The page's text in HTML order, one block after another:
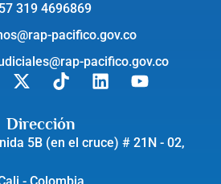
319 4696869
pacifico.gov.co
pacifico.gov.co
Dirección
5B (en el cruce) # 21N - 02,